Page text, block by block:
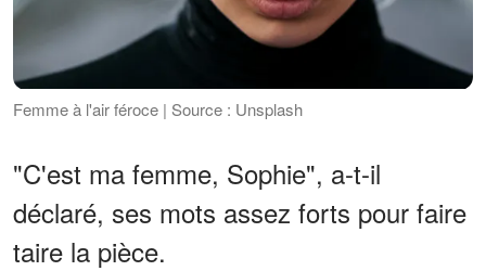
Femme à l'air féroce | Source : Unsplash
"C'est ma femme, Sophie", a-t-il
déclaré, ses mots assez forts pour faire
taire la pièce.